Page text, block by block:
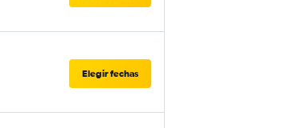
Elegir fechas